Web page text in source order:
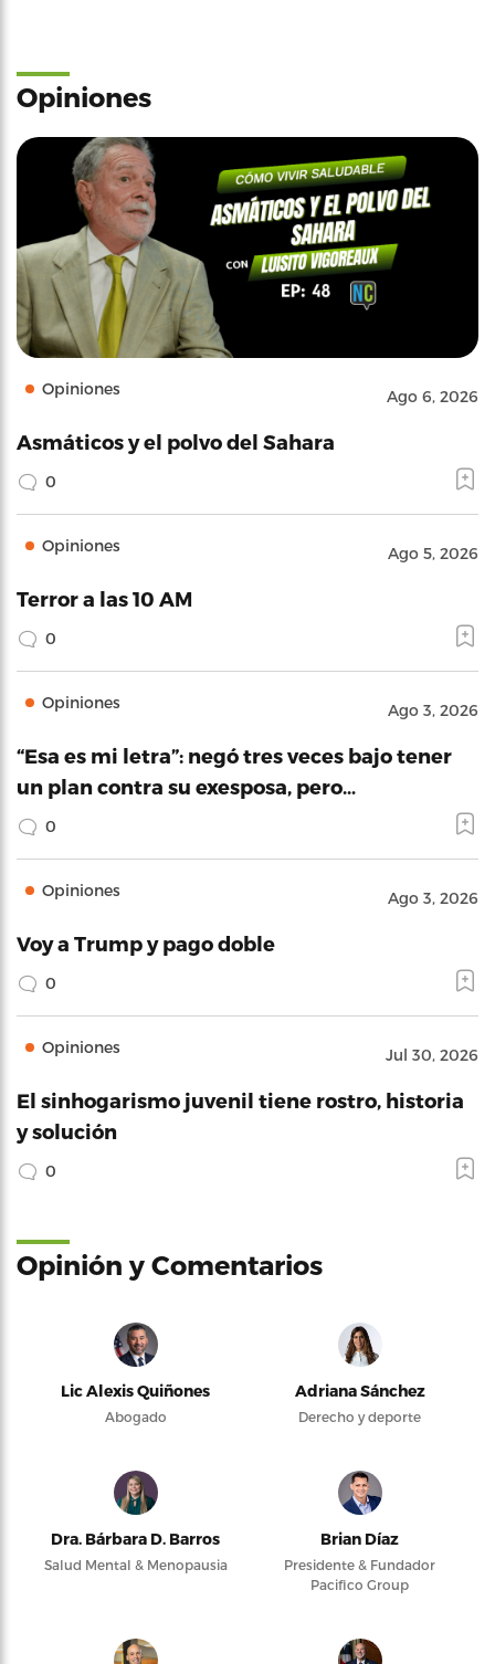
Opiniones
Opiniones Ago 6, 2026
Asmáticos y el polvo del Sahara
0
Opiniones Ago 5, 2026
Terror a las 10 AM
0
Opiniones Ago 3, 2026
“Esa es mi letra”: negó tres veces bajo tener
un plan contra su exesposa, pero…
0
Opiniones Ago 3, 2026
Voy a Trump y pago doble
0
Opiniones Jul 30, 2026
El sinhogarismo juvenil tiene rostro, historia
y solución
0
Opinión y Comentarios
Lic Alexis Quiñones
Abogado
Adriana Sánchez
Derecho y deporte
Dra. Bárbara D. Barros
Salud Mental & Menopausia
Brian Díaz
Presidente & Fundador
Pacifico Group